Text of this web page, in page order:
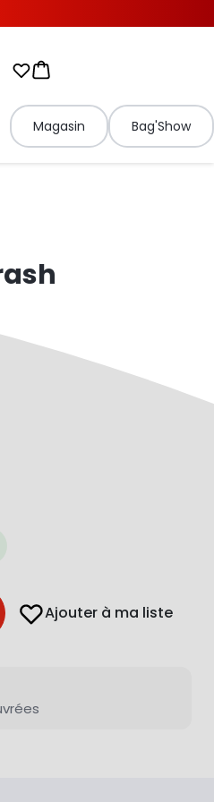
Mes listes d'envies
Panier
Magasin Bag'Show
Ajouter à ma liste